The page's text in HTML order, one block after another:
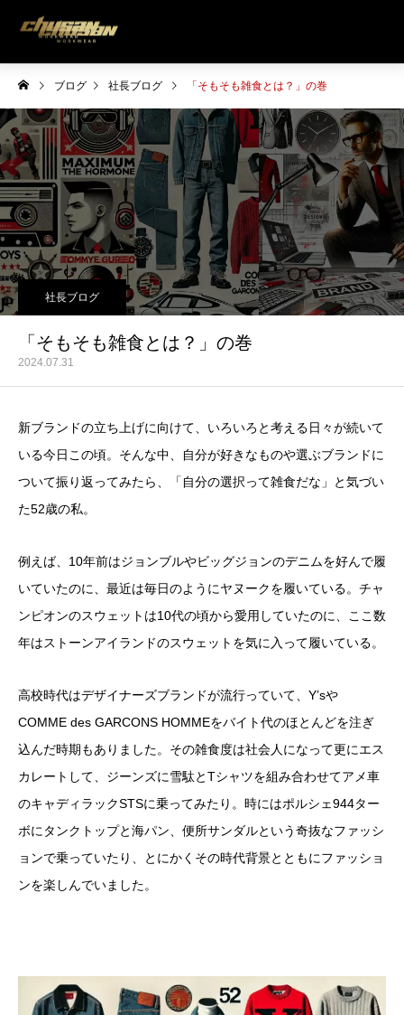
ブログ 社長ブログ 「そもそも雑食とは？」の巻
社長ブログ
「そもそも雑食とは？」の巻
2024.07.31
新ブランドの立ち上げに向けて、いろいろと考える日々が続いて
いる今日この頃。そんな中、自分が好きなものや選ぶブランドに
ついて振り返ってみたら、「自分の選択って雑食だな」と気づい
た52歳の私。
例えば、10年前はジョンブルやビッグジョンのデニムを好んで履
いていたのに、最近は毎日のようにヤヌークを履いている。チャ
ンピオンのスウェットは10代の頃から愛用していたのに、ここ数
年はストーンアイランドのスウェットを気に入って履いている。
高校時代はデザイナーズブランドが流行っていて、Y’sや
COMME des GARCONS HOMMEをバイト代のほとんどを注ぎ
込んだ時期もありました。その雑食度は社会人になって更にエス
カレートして、ジーンズに雪駄とTシャツを組み合わせてアメ車
のキャディラックSTSに乗ってみたり。時にはポルシェ944ター
ボにタンクトップと海パン、便所サンダルという奇抜なファッシ
ョンで乗っていたり、とにかくその時代背景とともにファッショ
ンを楽しんでいました。